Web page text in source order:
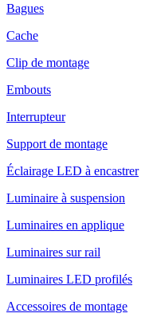
Bagues
Cache
Clip de montage
Embouts
Interrupteur
Support de montage
Éclairage LED à encastrer
Luminaire à suspension
Luminaires en applique
Luminaires sur rail
Luminaires LED profilés
Accessoires de montage